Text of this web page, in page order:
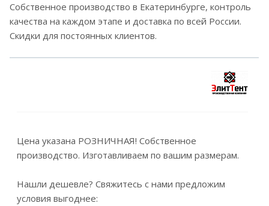
Собственное производство в Екатеринбурге, контроль
качества на каждом этапе и доставка по всей России.
Скидки для постоянных клиентов.
Цена указана РОЗНИЧНАЯ! Собственное
производство. Изготавливаем по вашим размерам.
Нашли дешевле? Свяжитесь с нами предложим
условия выгоднее: